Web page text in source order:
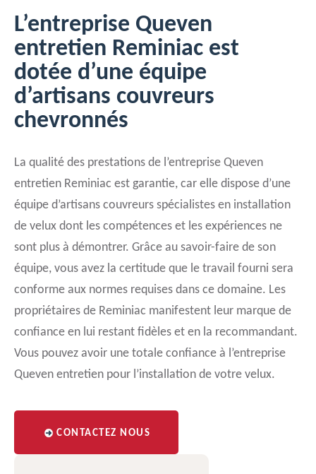
L’entreprise Queven
entretien Reminiac est
dotée d’une équipe
d’artisans couvreurs
chevronnés
La qualité des prestations de l’entreprise Queven
entretien Reminiac est garantie, car elle dispose d’une
équipe d’artisans couvreurs spécialistes en installation
de velux dont les compétences et les expériences ne
sont plus à démontrer. Grâce au savoir-faire de son
équipe, vous avez la certitude que le travail fourni sera
conforme aux normes requises dans ce domaine. Les
propriétaires de Reminiac manifestent leur marque de
confiance en lui restant fidèles et en la recommandant.
Vous pouvez avoir une totale confiance à l’entreprise
Queven entretien pour l’installation de votre velux.
CONTACTEZ NOUS